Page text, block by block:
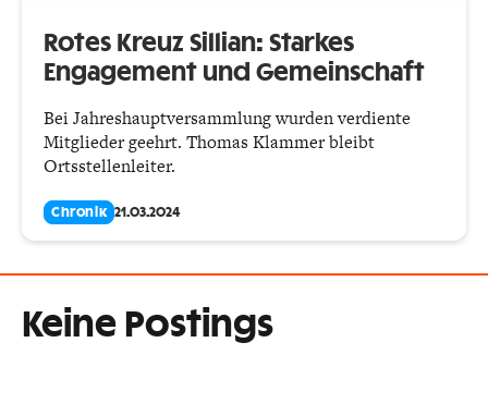
Rotes Kreuz Sillian: Starkes
Engagement und Gemeinschaft
Bei Jahreshauptversammlung wurden verdiente
Mitglieder geehrt. Thomas Klammer bleibt
Ortsstellenleiter.
Chronik 21.03.2024
Keine Postings